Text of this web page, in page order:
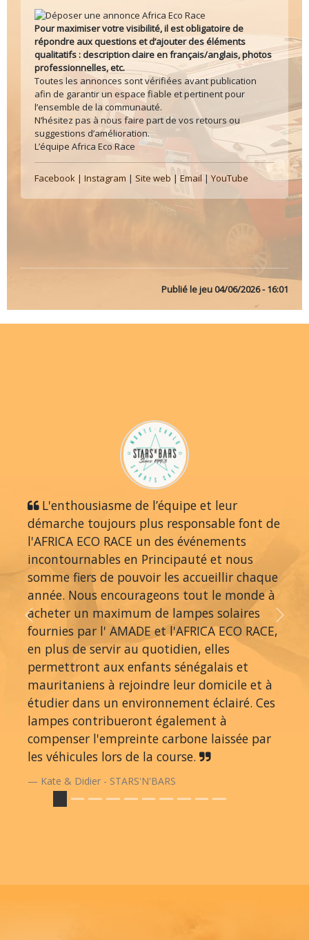
Pour maximiser votre visibilité, il est obligatoire de
répondre aux questions et d’ajouter des éléments
qualitatifs : description claire en français/anglais, photos
professionnelles, etc.
Toutes les annonces sont vérifiées avant publication
afin de garantir un espace fiable et pertinent pour
l’ensemble de la communauté.
N’hésitez pas à nous faire part de vos retours ou
suggestions d’amélioration.
L’équipe Africa Eco Race
Facebook| Instagram | Site web | Email | YouTube
Publié lejeu 04/06/2026 - 16:01
L'enthousiasme de l’équipe et leur
démarche toujours plus responsable font de
l'AFRICA ECO RACE un des événements
incontournables en Principauté et nous
somme fiers de pouvoir les accueillir chaque
année. Nous encourageons tout le monde à
acheter un maximum de lampes solaires
fournies par l' AMADE et l'AFRICA ECO RACE,
en plus de servir au quotidien, elles
permettront aux enfants sénégalais et
mauritaniens à rejoindre leur domicile et à
étudier dans un environnement éclairé. Ces
lampes contribueront également à
compenser l'empreinte carbone laissée par
les véhicules lors de la course.
Kate & Didier - STARS'N'BARS
Previous Next